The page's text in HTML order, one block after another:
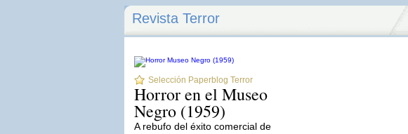
Revista Terror
Selección Paperblog Terror
Horror en el Museo
Negro (1959)
A rebufo del éxito comercial de